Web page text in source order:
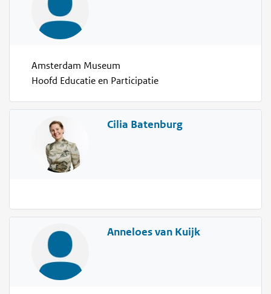
Amsterdam Museum
Hoofd Educatie en Participatie
Cilia Batenburg
Anneloes van Kuijk